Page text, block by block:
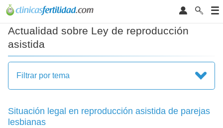
Actualidad sobre Ley de reproducción
asistida
Filtrar por tema
Situación legal en reproducción asistida de parejas
lesbianas